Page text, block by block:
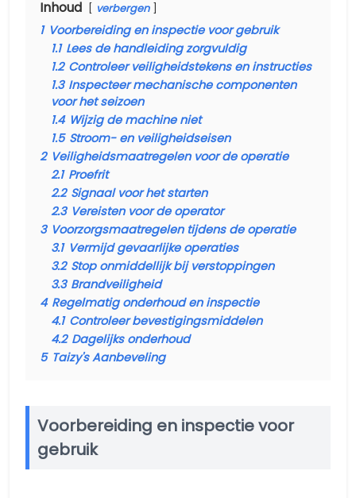
Inhoud verbergen
1 Voorbereiding en inspectie voor gebruik
1.1 Lees de handleiding zorgvuldig
1.2 Controleer veiligheidstekens en instructies
1.3 Inspecteer mechanische componenten
voor het seizoen
1.4 Wijzig de machine niet
1.5 Stroom- en veiligheidseisen
2 Veiligheidsmaatregelen voor de operatie
2.1 Proefrit
2.2 Signaal voor het starten
2.3 Vereisten voor de operator
3 Voorzorgsmaatregelen tijdens de operatie
3.1 Vermijd gevaarlijke operaties
3.2 Stop onmiddellijk bij verstoppingen
3.3 Brandveiligheid
4 Regelmatig onderhoud en inspectie
4.1 Controleer bevestigingsmiddelen
4.2 Dagelijks onderhoud
5 Taizy's Aanbeveling
Voorbereiding en inspectie voor
gebruik